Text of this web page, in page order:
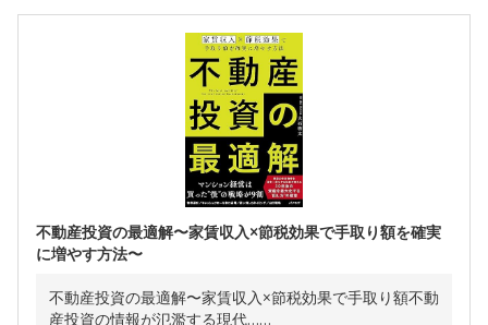
不動産投資の最適解〜家賃収入×節税効果で手取り額を確実
に増やす方法〜
不動産投資の最適解〜家賃収入×節税効果で手取り額不動
産投資の情報が氾濫する現代……